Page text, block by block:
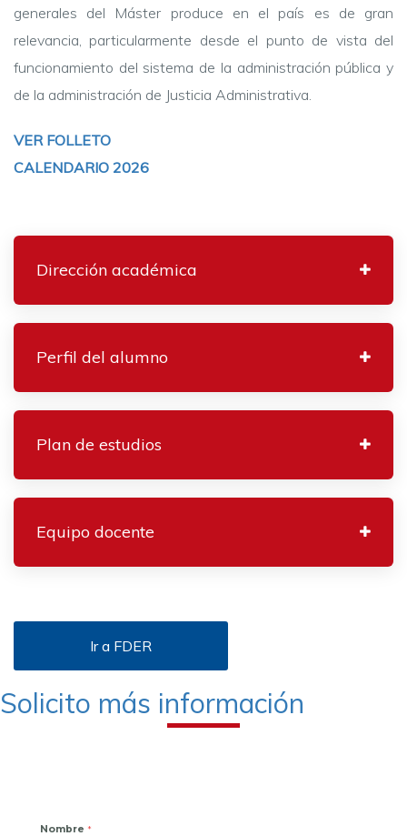
generales del Máster produce en el país es de gran
relevancia, particularmente desde el punto de vista del
funcionamiento del sistema de la administración pública y
de la administración de Justicia Administrativa.
VER FOLLETO
CALENDARIO 2026
Dirección académica
Perfil del alumno
Plan de estudios
Equipo docente
Ir a FDER
Solicito más información
Nombre